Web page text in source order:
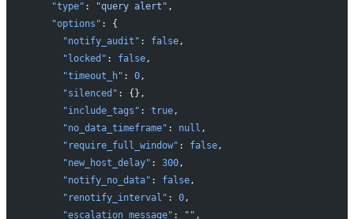
    "type"
: "query alert" ,
    "options"
: {
      "notify_audit"
: false,
      "locked"
: false,
      "timeout_h"
: 0,
      "silenced"
: {},
      "include_tags"
: true,
      "no_data_timeframe"
: null ,
      "require_full_window"
: false,
      "new_host_delay"
: 300,
      "notify_no_data"
: false,
      "renotify_interval"
: 0,
      "escalation_message"
: "" ,